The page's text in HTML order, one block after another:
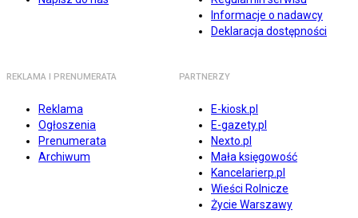
Informacje o nadawcy
Deklaracja dostępności
REKLAMA I PRENUMERATA
Reklama
Ogłoszenia
Prenumerata
Archiwum
PARTNERZY
E-kiosk.pl
E-gazety.pl
Nexto.pl
Mała księgowość
Kancelarierp.pl
Wieści Rolnicze
Życie Warszawy